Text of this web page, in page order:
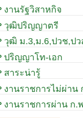
งานรัฐวิสาหกิจ
วุฒิปริญญาตรี
วุฒิ ม.3,ม.6,ปวช,ปว
ปริญญาโท-เอก
สาระน่ารู้
งานราชการไม่ผ่าน
งานราชการผ่าน ก.